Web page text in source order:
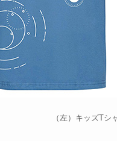
（左）キッズT